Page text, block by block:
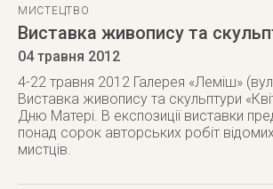
МИСТЕЦТВО
Виставка живопису та
04 травня 2012
4-22 травня 2012 Галерея «Леміш»
Виставка живопису та скульптури
Дню Матері. В експозиції виставки
понад сорок авторських робіт
мистців.